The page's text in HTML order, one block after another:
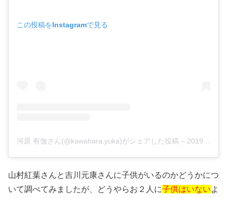
この投稿をInstagramで見る
河原 有伽さん(@kawahara.yuka)がシェアした投稿 – 2019年 1月月9日午前6時22分PST
山村紅葉さんと吉川元康さんに子供がいるのかどうかにつ
いて調べてみましたが、どうやらお２人に子供はいないよ